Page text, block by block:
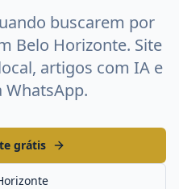
buscarem por
Belo Horizonte. Site
artigos com IA e
WhatsApp.
grátis